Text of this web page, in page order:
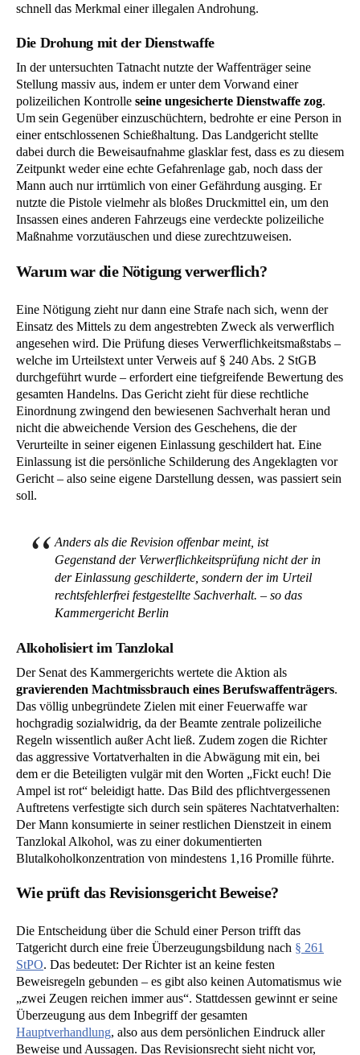
schnell das Merkmal einer illegalen Androhung.
Die Drohung mit der Dienstwaffe
In der untersuchten Tatnacht nutzte der Waffenträger seine
Stellung massiv aus, indem er unter dem Vorwand einer
polizeilichen Kontrolle seine ungesicherte Dienstwaffe zog.
Um sein Gegenüber einzuschüchtern, bedrohte er eine Person in
einer entschlossenen Schießhaltung. Das Landgericht stellte
dabei durch die Beweisaufnahme glasklar fest, dass es zu diesem
Zeitpunkt weder eine echte Gefahrenlage gab, noch dass der
Mann auch nur irrtümlich von einer Gefährdung ausging. Er
nutzte die Pistole vielmehr als bloßes Druckmittel ein, um den
Insassen eines anderen Fahrzeugs eine verdeckte polizeiliche
Maßnahme vorzutäuschen und diese zurechtzuweisen.
Warum war die Nötigung verwerflich?
Eine Nötigung zieht nur dann eine Strafe nach sich, wenn der
Einsatz des Mittels zu dem angestrebten Zweck als verwerflich
angesehen wird. Die Prüfung dieses Verwerflichkeitsmaßstabs –
welche im Urteilstext unter Verweis auf § 240 Abs. 2 StGB
durchgeführt wurde – erfordert eine tiefgreifende Bewertung des
gesamten Handelns. Das Gericht zieht für diese rechtliche
Einordnung zwingend den bewiesenen Sachverhalt heran und
nicht die abweichende Version des Geschehens, die der
Verurteilte in seiner eigenen Einlassung geschildert hat. Eine
Einlassung ist die persönliche Schilderung des Angeklagten vor
Gericht – also seine eigene Darstellung dessen, was passiert sein
soll.
Anders als die Revision offenbar meint, ist
Gegenstand der Verwerflichkeitsprüfung nicht der in
der Einlassung geschilderte, sondern der im Urteil
rechtsfehlerfrei festgestellte Sachverhalt. – so das
Kammergericht Berlin
Alkoholisiert im Tanzlokal
Der Senat des Kammergerichts wertete die Aktion als
gravierenden Machtmissbrauch eines Berufswaffenträgers.
Das völlig unbegründete Zielen mit einer Feuerwaffe war
hochgradig sozialwidrig, da der Beamte zentrale polizeiliche
Regeln wissentlich außer Acht ließ. Zudem zogen die Richter
das aggressive Vortatverhalten in die Abwägung mit ein, bei
dem er die Beteiligten vulgär mit den Worten „Fickt euch! Die
Ampel ist rot“ beleidigt hatte. Das Bild des pflichtvergessenen
Auftretens verfestigte sich durch sein späteres Nachtatverhalten:
Der Mann konsumierte in seiner restlichen Dienstzeit in einem
Tanzlokal Alkohol, was zu einer dokumentierten
Blutalkoholkonzentration von mindestens 1,16 Promille führte.
Wie prüft das Revisionsgericht Beweise?
Die Entscheidung über die Schuld einer Person trifft das
Tatgericht durch eine freie Überzeugungsbildung nach § 261
StPO. Das bedeutet: Der Richter ist an keine festen
Beweisregeln gebunden – es gibt also keinen Automatismus wie
„zwei Zeugen reichen immer aus“. Stattdessen gewinnt er seine
Überzeugung aus dem Inbegriff der gesamten
Hauptverhandlung, also aus dem persönlichen Eindruck aller
Beweise und Aussagen. Das Revisionsrecht sieht nicht vor,